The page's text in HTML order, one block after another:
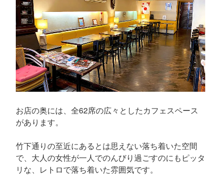
お店の奥には、全62席の広々としたカフェスペース
があります。
竹下通りの至近にあるとは思えない落ち着いた空間
で、大人の女性が一人でのんびり過ごすのにもピッタ
リな、レトロで落ち着いた雰囲気です。